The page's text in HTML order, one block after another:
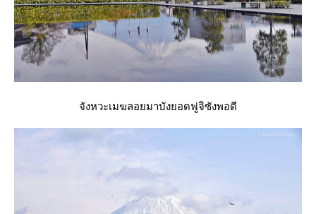
จังหวะเมฆลอยมาบังยอดฟูจิซังพอดี